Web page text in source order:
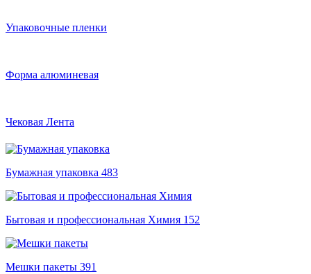
Упаковочные пленки
Форма алюминевая
Чековая Лента
Бумажная упаковка 483
Бытовая и профессиональная Химия 152
Мешки пакеты 391